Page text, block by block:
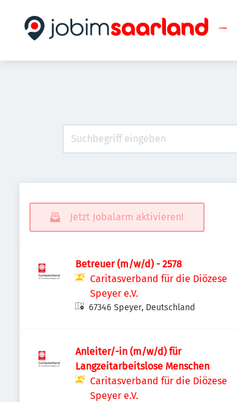
Jetzt Jobalarm aktivieren!
Betreuer (m/w/d) - 2578
Caritasverband für die Diözese
Speyer e.V.
67346 Speyer, Deutschland
Anleiter/-in (m/w/d) für
Langzeitarbeitslose Menschen
Caritasverband für die Diözese
Speyer e.V.